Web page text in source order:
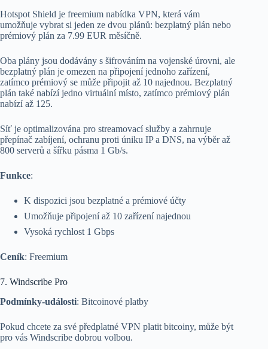
Hotspot Shield je freemium nabídka VPN, která vám
umožňuje vybrat si jeden ze dvou plánů: bezplatný plán nebo
prémiový plán za 7.99 EUR měsíčně.
Oba plány jsou dodávány s šifrováním na vojenské úrovni, ale
bezplatný plán je omezen na připojení jednoho zařízení,
zatímco prémiový se může připojit až 10 najednou. Bezplatný
plán také nabízí jedno virtuální místo, zatímco prémiový plán
nabízí až 125.
Síť je optimalizována pro streamovací služby a zahrnuje
přepínač zabíjení, ochranu proti úniku IP a DNS, na výběr až
800 serverů a šířku pásma 1 Gb/s.
Funkce:
K dispozici jsou bezplatné a prémiové účty
Umožňuje připojení až 10 zařízení najednou
Vysoká rychlost 1 Gbps
Ceník: Freemium
7. Windscribe Pro
Podmínky-události: Bitcoinové platby
Pokud chcete za své předplatné VPN platit bitcoiny, může být
pro vás Windscribe dobrou volbou.